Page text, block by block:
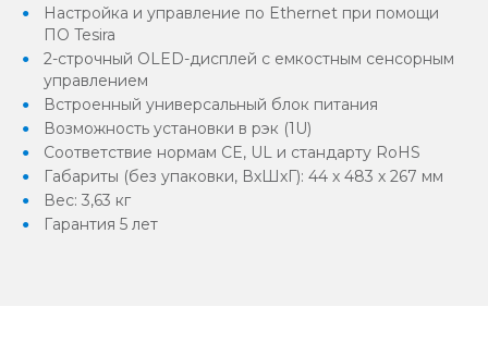
Настройка и управление по Ethernet при помощи
ПО Tesira
2-строчный OLED-дисплей с емкостным сенсорным
управлением
Встроенный универсальный блок питания
Возможность установки в рэк (1U)
Соответствие нормам CE, UL и стандарту RoHS
Габариты (без упаковки, ВхШхГ): 44 х 483 х 267 мм
Вес: 3,63 кг
Гарантия 5 лет